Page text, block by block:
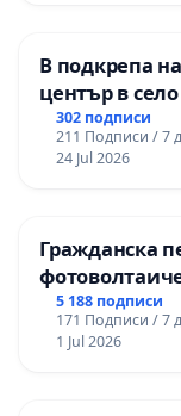
В подкрепа
център в
302 подписи
211 Подписи / 7
24 Jul 2026
Гражданска
Радомир
5 188 подписи
171 Подписи / 7
1 Jul 2026